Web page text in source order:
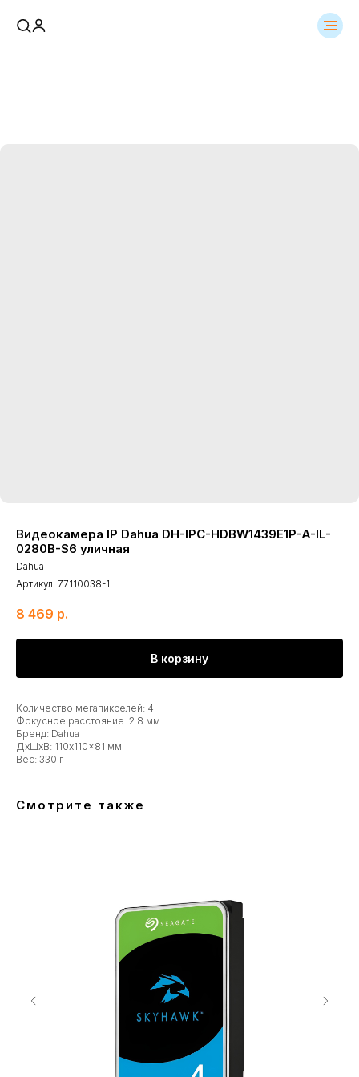
Видеокамера IP Dahua DH-IPC-HDBW1439E1P-A-IL-
0280B-S6 уличная
Dahua
Артикул: 77110038-1
8 469 р.
В корзину
Количество мегапикселей: 4
Фокусное расстояние: 2.8 мм
Бренд: Dahua
ДxШxВ: 110x110x81 мм
Вес: 330 г
Смотрите также